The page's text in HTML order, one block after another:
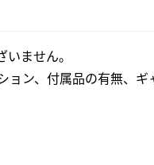
ません。
ン、付属品の有無、ギ